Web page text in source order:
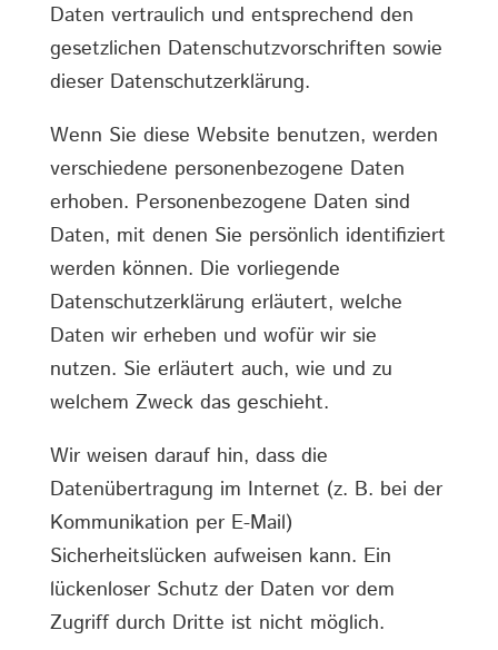
Daten vertraulich und entsprechend den
gesetzlichen Datenschutzvorschriften sowie
dieser Datenschutzerklärung.
Wenn Sie diese Website benutzen, werden
verschiedene personenbezogene Daten
erhoben. Personenbezogene Daten sind
Daten, mit denen Sie persönlich identifiziert
werden können. Die vorliegende
Datenschutzerklärung erläutert, welche
Daten wir erheben und wofür wir sie
nutzen. Sie erläutert auch, wie und zu
welchem Zweck das geschieht.
Wir weisen darauf hin, dass die
Datenübertragung im Internet (z. B. bei der
Kommunikation per E-Mail)
Sicherheitslücken aufweisen kann. Ein
lückenloser Schutz der Daten vor dem
Zugriff durch Dritte ist nicht möglich.